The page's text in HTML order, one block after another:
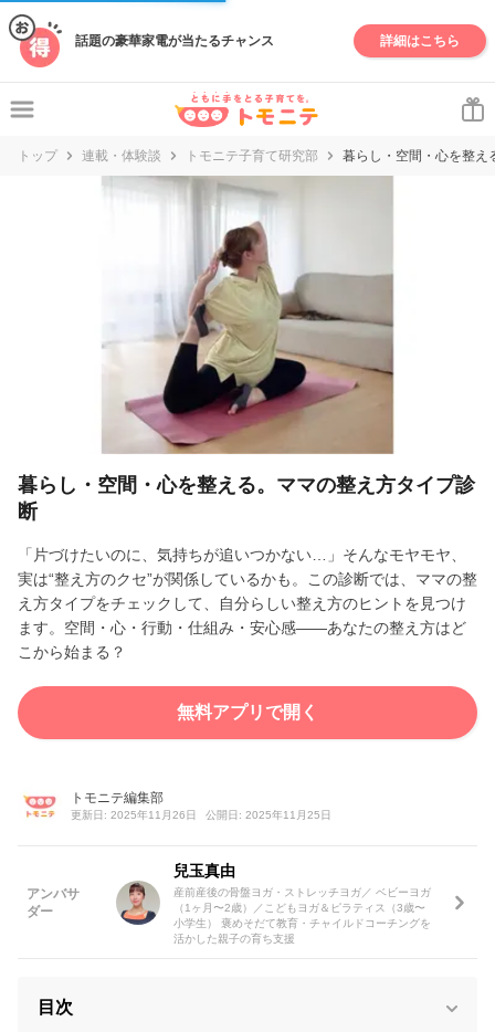
話題の豪華家電が当たるチャンス 詳細はこちら
トップ 連載・体験談 トモニテ子育て研究部 暮らし・空間・心を整え
暮らし・空間・心を整える。ママの整え方タイプ診
断
「片づけたいのに、気持ちが追いつかない…」そんなモヤモヤ、
実は“整え方のクセ”が関係しているかも。この診断では、ママの整
え方タイプをチェックして、自分らしい整え方のヒントを見つけ
ます。空間・心・行動・仕組み・安心感――あなたの整え方はど
こから始まる？
無料アプリで開く
トモニテ編集部
更新日: 2025年11月26日 公開日: 2025年11月25日
アンバサ
ダー
兒玉真由
産前産後の骨盤ヨガ・ストレッチヨガ／ ベビーヨガ
（1ヶ月〜2歳）／こどもヨガ＆ピラティス（3歳〜
小学生） 褒めそだて教育・チャイルドコーチングを
活かした親子の育ち支援
目次
妊娠・出産・子育て情報サイト | トモニテ